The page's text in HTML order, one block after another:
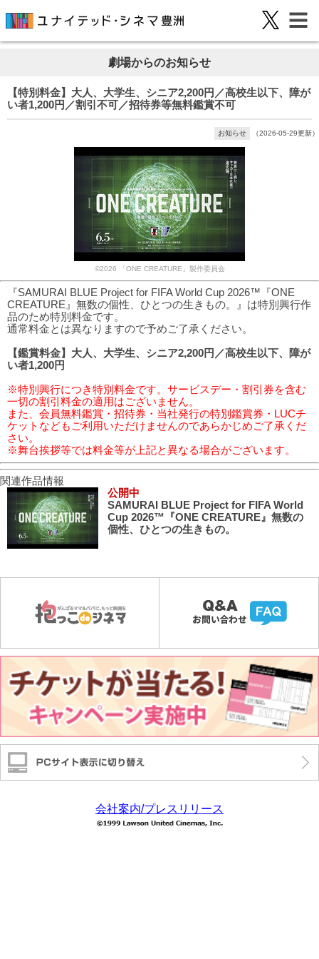
劇場からのお知らせ
【特別料金】大人、大学生、シニア2,200円／高校生以下、障が
い者1,200円／割引不可／招待券等無料鑑賞不可
お知らせ （2026-05-29更新）
©2026 「ONE CREATURE」製作委員会
『SAMURAI BLUE Project for FIFA World Cup 2026™『ONE
CREATURE』無数の個性、ひとつの生きもの。』は特別興行作
品のため特別料金です。
通常料金とは異なりますので予めご了承ください。
【鑑賞料金】大人、大学生、シニア2,200円／高校生以下、障が
い者1,200円
※特別興行につき特別料金です。サービスデー・割引券を含む
一切の割引料金の適用はございません。
また、会員無料鑑賞・招待券・当社発行の特別鑑賞券・LUCチ
ケットなどもご利用いただけませんのであらかじめご了承くだ
さい。
※舞台挨拶等では料金等が上記と異なる場合がございます。
関連作品情報
公開中
SAMURAI BLUE Project for FIFA World
Cup 2026™『ONE CREATURE』無数の
個性、ひとつの生きもの。
会社案内/プレスリリース